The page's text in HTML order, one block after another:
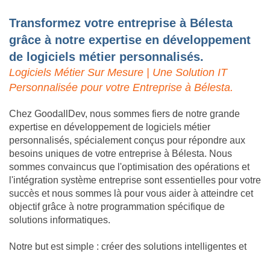
Transformez votre entreprise à Bélesta
grâce à notre expertise en développement
de logiciels métier personnalisés.
Logiciels Métier Sur Mesure | Une Solution IT
Personnalisée pour votre Entreprise à Bélesta.
Chez GoodallDev, nous sommes fiers de notre grande
expertise en développement de logiciels métier
personnalisés, spécialement conçus pour répondre aux
besoins uniques de votre entreprise à Bélesta. Nous
sommes convaincus que l'optimisation des opérations et
l'intégration système entreprise sont essentielles pour votre
succès et nous sommes là pour vous aider à atteindre cet
objectif grâce à notre programmation spécifique de
solutions informatiques.
Notre but est simple : créer des solutions intelligentes et